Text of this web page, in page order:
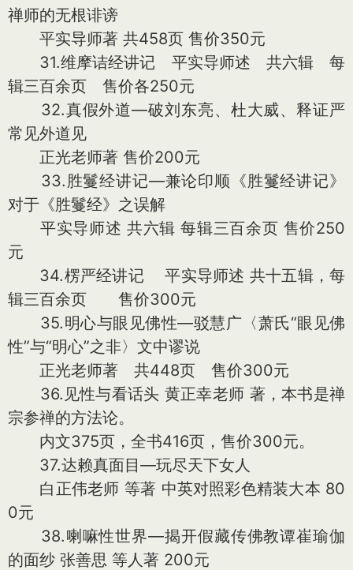
禅师的无根诽谤
平实导师著 共458页 售价350元
31.维摩诘经讲记 平实导师述 共六辑 每
辑三百余页 售价各250元
32.真假外道—破刘东亮、杜大威、释证严
常见外道见
正光老师著 售价200元
33.胜鬘经讲记—兼论印顺《胜鬘经讲记》
对于《胜鬘经》之误解
平实导师述 共六辑 每辑三百余页 售价250
元
34.楞严经讲记 平实导师述 共十五辑，每
辑三百余页 售价300元
35.明心与眼见佛性—驳慧广〈萧氏“眼见佛
性”与“明心”之非〉文中谬说
正光老师著 共448页 售价300元
36.见性与看话头 黄正幸老师 著，本书是禅
宗参禅的方法论。
内文375页，全书416页，售价300元。
37.达赖真面目—玩尽天下女人
白正伟老师 等著 中英对照彩色精装大本 80
0元
38.喇嘛性世界—揭开假藏传佛教谭崔瑜伽
的面纱 张善思 等人著 200元